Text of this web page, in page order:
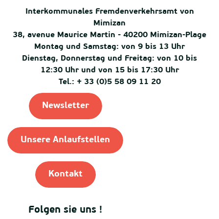
Interkommunales Fremdenverkehrsamt von
Mimizan
38, avenue Maurice Martin - 40200 Mimizan-Plage
Montag und Samstag: von 9 bis 13 Uhr
Dienstag, Donnerstag und Freitag: von 10 bis
12:30 Uhr und von 15 bis 17:30 Uhr
Tel.: + 33 (0)5 58 09 11 20
Newsletter
Unsere Anlaufstellen
Kontakt
Folgen sie uns !